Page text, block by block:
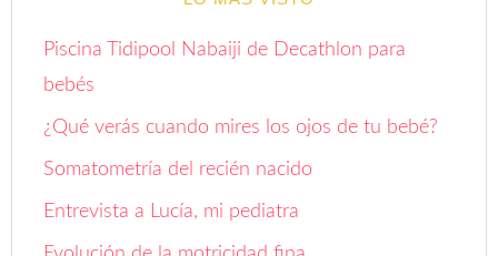
Piscina Tidipool Nabaiji de Decathlon para
bebés
¿Qué verás cuando mires los ojos de tu bebé?
Somatometría del recién nacido
Entrevista a Lucía, mi pediatra